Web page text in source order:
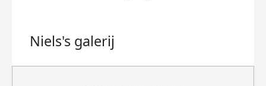
Niels's galerij